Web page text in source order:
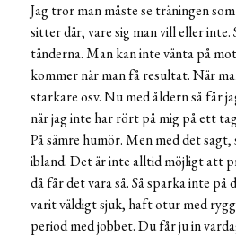
Jag tror man måste se träningen
sitter där, vare sig man vill eller
tänderna. Man kan inte vänta på
kommer när man få resultat. När
starkare osv. Nu med åldern så får
när jag inte har rört på mig på ett
På sämre humör. Men med det
ibland. Det är inte alltid möjligt att
då får det vara så. Så sparka inte på
varit väldigt sjuk, haft otur med
period med jobbet. Du får ju in